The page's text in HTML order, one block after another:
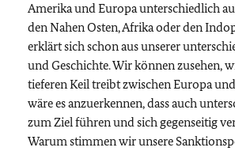
Amerika und Europa unterschiedlich
den Nahen Osten, Afrika oder den
erklärt sich schon aus unserer
und Geschichte. Wir können zusehen,
tieferen Keil treibt zwischen Europa
wäre es anzuerkennen, dass auch
zum Ziel führen und sich gegenseitig
Warum stimmen wir unsere